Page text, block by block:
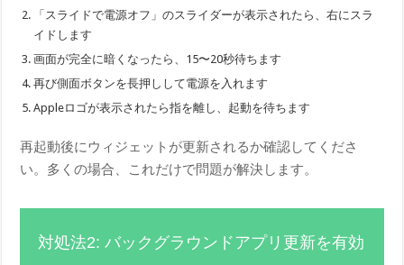
「スライドで電源オフ」のスライダーが表示されたら、右にスラ
イドします
画面が完全に暗くなったら、15〜20秒待ちます
再び側面ボタンを長押しして電源を入れます
Appleロゴが表示されたら指を離し、起動を待ちます
再起動後にウィジェットが更新されるか確認してくださ
い。多くの場合、これだけで問題が解決します。
対処法2: バックグラウンドアプリ更新を有効